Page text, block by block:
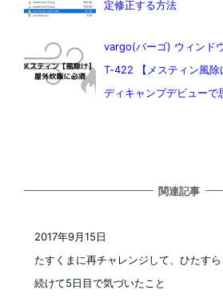
定修正する方法
vargo(バーゴ) ウィンド
T-422 【メスティン風除
ディキャンプデビューで
関連記事
たすくまに再チャレンジして、ひたす
続けて5日目で気づいたこと
2017年9月15日